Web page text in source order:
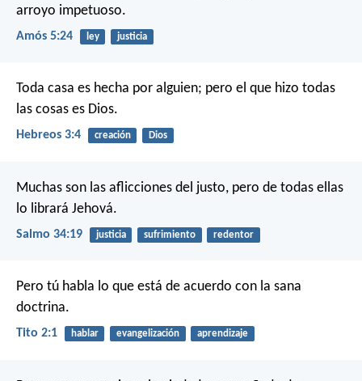
arroyo impetuoso.
Amós 5:24 ley justicia
Toda casa es hecha por alguien; pero el que hizo todas
las cosas es Dios.
Hebreos 3:4 creación Dios
Muchas son las aflicciones del justo, pero de todas ellas
lo librará Jehová.
Salmo 34:19 justicia sufrimiento redentor
Pero tú habla lo que está de acuerdo con la sana
doctrina.
Tito 2:1 hablar evangelización aprendizaje